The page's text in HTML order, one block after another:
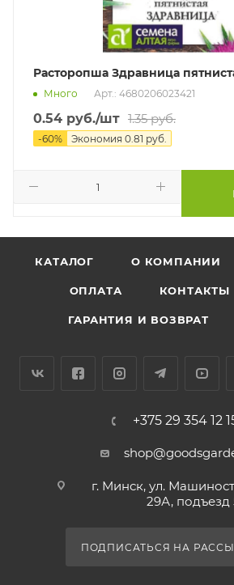
Расторопша Здравница
Много Арт.: 4680206023421
0.54 руб./шт 1.35руб.
-60% Экономия 0.81 руб.
КАТАЛОГ О КОМПАНИИ
ОПЛАТА КОНТАКТЫ
ГАРАНТИЯ И ВОЗВРАТ
+375 29 354 12
г. Минск, ул.
29А, подъезд
ПОДПИСАТЬСЯ НА